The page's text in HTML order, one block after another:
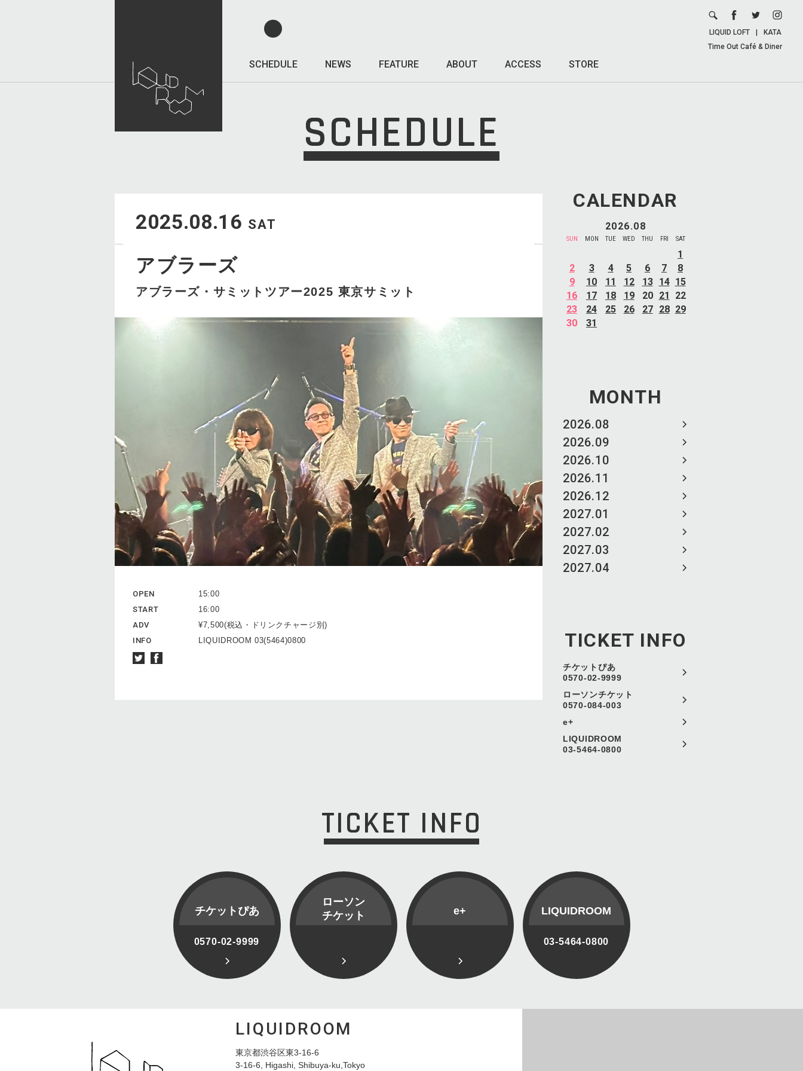
SCHEDULE NEWS FEATURE ABOUT ACCESS STORE
LIQUID LOFT
KATA
Time Out Café & Diner
SCHEDULE
CALENDAR
2026.08
SUN MON TUE WED THU FRI SAT
1
2
3 4 5 6 7
8
9
10 11 12 13 14 15
16
17 18 19 20 21
22
23
24 25 26 27 28 29
30
31
MONTH
2026.08
2026.09
2026.10
2026.11
2026.12
2027.01
2027.02
2027.03
2027.04
TICKET INFO
チケットぴあ
0570-02-9999
ローソンチケット
0570-084-003
e+
LIQUIDROOM
03-5464-0800
2025.08.16 SAT
アブラーズ
アブラーズ・サミットツアー2025 東京サミット
OPEN
15:00
START
16:00
ADV
¥7,500(税込・ドリンクチャージ別)
INFO
LIQUIDROOM 03(5464)0800
TICKET INFO
チケットぴあ
0570-02-9999
ローソン
チケット
e+ LIQUIDROOM
03-5464-0800
LIQUIDROOM
東京都渋谷区東3-16-6
3-16-6, Higashi, Shibuya-ku,Tokyo